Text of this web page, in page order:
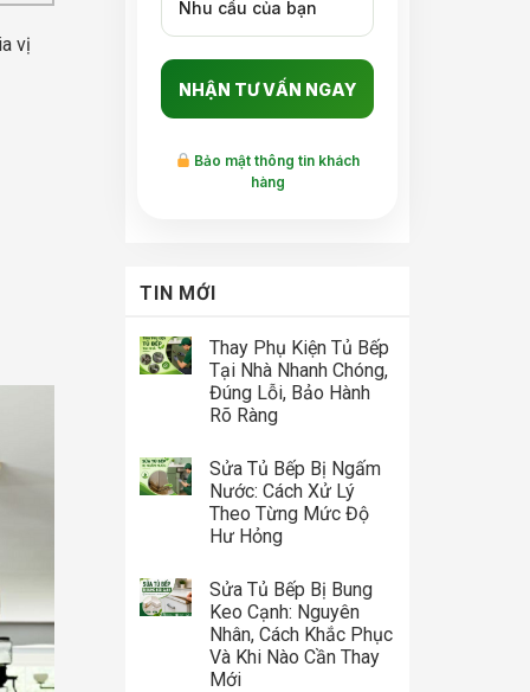
vị
Bảo mật thông tin khách
hàng
TIN MỚI
Thay Phụ Kiện Tủ Bếp
Tại Nhà Nhanh Chóng,
Đúng Lỗi, Bảo Hành
Rõ Ràng
Sửa Tủ Bếp Bị Ngấm
Nước: Cách Xử Lý
Theo Từng Mức Độ
Hư Hỏng
Sửa Tủ Bếp Bị Bung
Keo Cạnh: Nguyên
Nhân, Cách Khắc Phục
Và Khi Nào Cần Thay
Mới